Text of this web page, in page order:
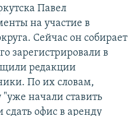
Павел
на участие в
Сейчас он собирает
зарегистрировали в
редакции
По их словам,
начали ставить
сдать офис в аренду